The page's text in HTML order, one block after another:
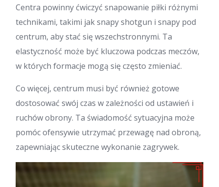
Centra powinny ćwiczyć snapowanie piłki różnymi
technikami, takimi jak snapy shotgun i snapy pod
centrum, aby stać się wszechstronnymi. Ta
elastyczność może być kluczowa podczas meczów,
w których formacje mogą się często zmieniać.
Co więcej, centrum musi być również gotowe
dostosować swój czas w zależności od ustawień i
ruchów obrony. Ta świadomość sytuacyjna może
pomóc ofensywie utrzymać przewagę nad obroną,
zapewniając skuteczne wykonanie zagrywek.